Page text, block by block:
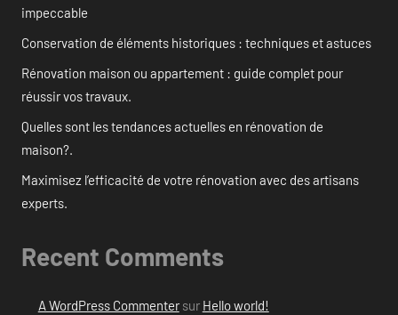
impeccable
Conservation de éléments historiques : techniques et astuces
Rénovation maison ou appartement : guide complet pour
réussir vos travaux.
Quelles sont les tendances actuelles en rénovation de
maison?.
Maximisez l’efficacité de votre rénovation avec des artisans
experts.
Recent Comments
A WordPress Commentersur Hello world!